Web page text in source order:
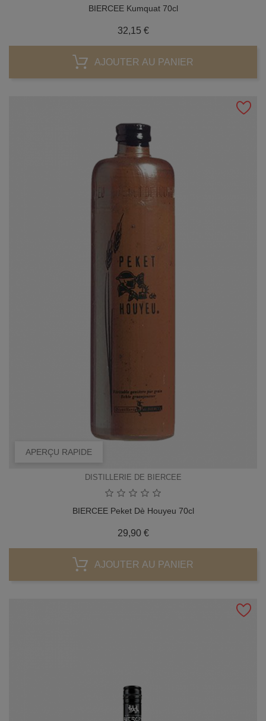
BIERCEE Kumquat 70cl
32,15 €Prix
AJOUTER AU PANIER
APERÇU RAPIDE
DISTILLERIE DE BIERCEE
BIERCEE Peket Dè Houyeu 70cl
29,90 €Prix
AJOUTER AU PANIER